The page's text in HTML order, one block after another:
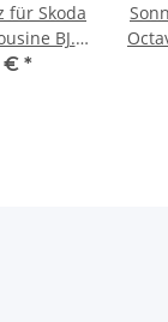
für Skoda
BJ.
2-
€ *